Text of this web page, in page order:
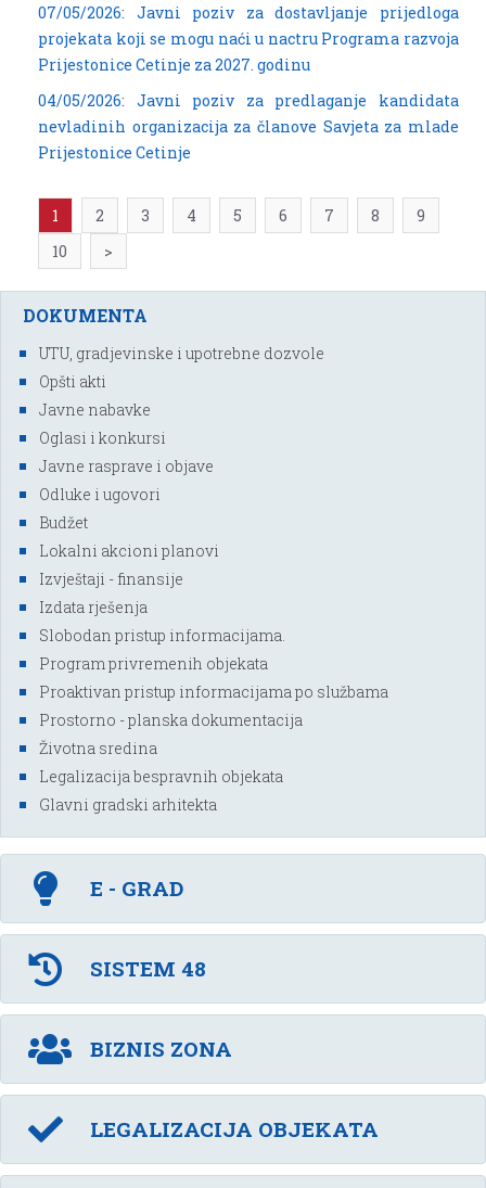
07/05/2026: Javni poziv za dostavljanje prijedloga
projekata koji se mogu naći u nactru Programa razvoja
Prijestonice Cetinje za 2027. godinu
04/05/2026: Javni poziv za predlaganje kandidata
nevladinih organizacija za članove Savjeta za mlade
Prijestonice Cetinje
1 2 3 4 5 6 7 8
9
10
>
DOKUMENTA
UTU, gradjevinske i upotrebne dozvole
Opšti akti
Javne nabavke
Oglasi i konkursi
Javne rasprave i objave
Odluke i ugovori
Budžet
Lokalni akcioni planovi
Izvještaji - finansije
Izdata rješenja
Slobodan pristup informacijama.
Program privremenih objekata
Proaktivan pristup informacijama po službama
Prostorno - planska dokumentacija
Životna sredina
Legalizacija bespravnih objekata
Glavni gradski arhitekta
E - GRAD
SISTEM 48
BIZNIS ZONA
LEGALIZACIJA OBJEKATA